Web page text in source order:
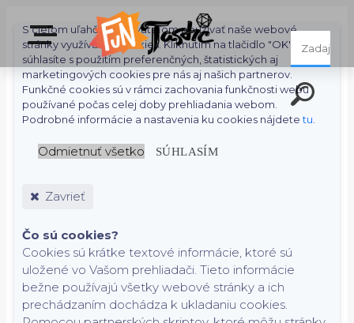
S cieľom uľahčiť používateľom používať naše webové
stránky využívame cookies. Kliknutím na tlačidlo "OK"
súhlasíte s použitím preferenčných, štatistických aj
marketingových cookies pre nás aj našich partnerov.
Funkčné cookies sú v rámci zachovania funkčnosti webu
používané počas celej doby prehliadania webom.
Podrobné informácie a nastavenia ku cookies nájdetetu
Odmietnuť všetko SÚHLASÍM
Zavrieť
Čo sú cookies?
Cookies sú krátke textové informácie, ktoré sú
uložené vo Vašom prehliadači. Tieto informácie
bežne používajú všetky webové stránky a ich
prechádzaním dochádza k ukladaniu cookies.